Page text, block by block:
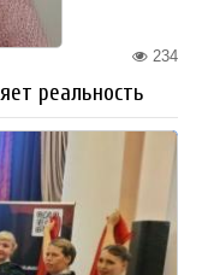
234
реальность